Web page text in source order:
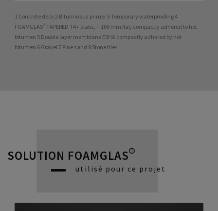
1 Concrete deck 2 Bituminous primer 3 Temporary waterproofing 4
FOAMGLAS® TAPERED T4+ slabs, + 100 mm flat, compactly adhered to hot
bitumen 5 Double layer membrane ESHA compactly adhered by hot
bitumen 6 Gravel 7 Fine sand 8 Stone tiles
SOLUTION FOAMGLAS®
utilisé pour ce projet